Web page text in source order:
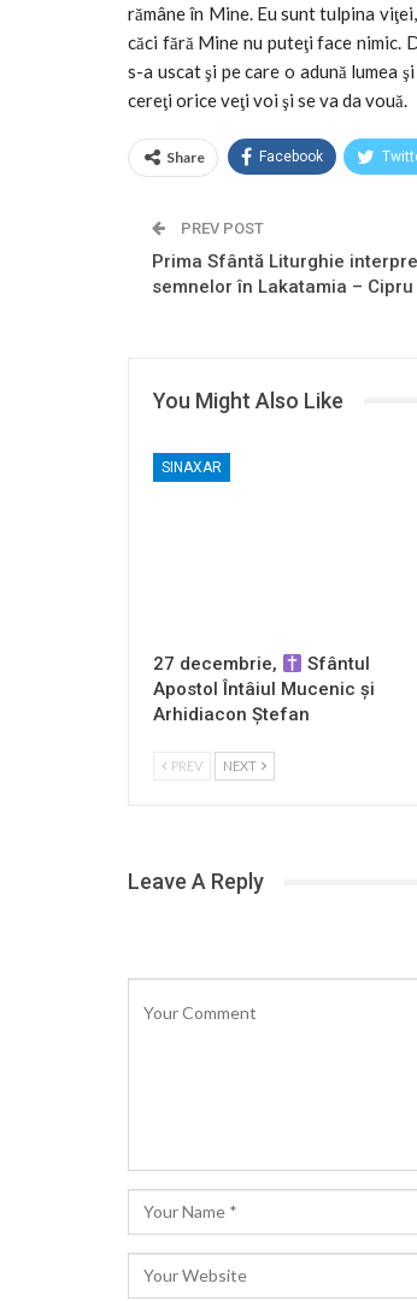
rămâne în Mine. Eu sunt tulpina
căci fără Mine nu puteţi face nimic.
s-a uscat şi pe care o adună lumea
cereţi orice veţi voi şi se va da vouă.
Share Facebook
PREV POST
Prima Sfântă Liturghie
semnelor în Lakatamia – Cipru
You Might Also Like
SINAXAR
27 decembrie,
Sfântul
Apostol Întâiul Mucenic și
Arhidiacon Ștefan
PREV NEXT
Leave A Reply